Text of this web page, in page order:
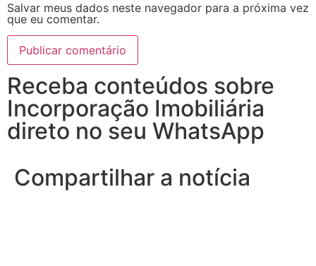
Salvar meus dados neste navegador para a próxima vez
que eu comentar.
Receba conteúdos sobre
Incorporação Imobiliária
direto no seu WhatsApp
Compartilhar a notícia